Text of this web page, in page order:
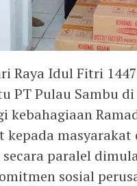
Raya Idul Fitri
PT Pulau Sambu
kebahagiaan
kepada
paralel
sosial